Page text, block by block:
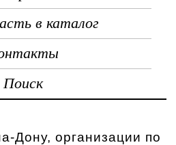
в каталог
Поиск
Дону, организации по